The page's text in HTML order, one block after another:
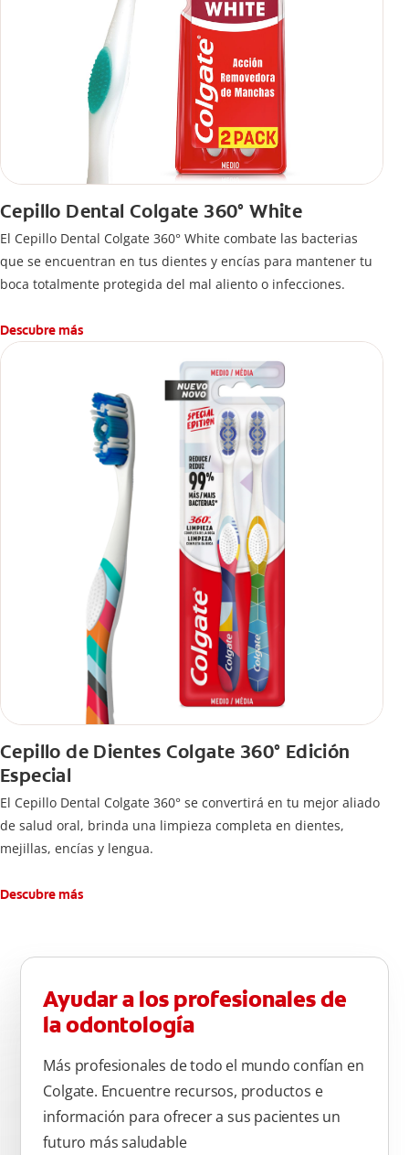
Cepillo Dental Colgate 360° White
El Cepillo Dental Colgate 360° White combate las bacterias
que se encuentran en tus dientes y encías para mantener tu
boca totalmente protegida del mal aliento o infecciones.
Descubre más
Cepillo de Dientes Colgate 360° Edición
Especial
El Cepillo Dental Colgate 360° se convertirá en tu mejor aliado
de salud oral, brinda una limpieza completa en dientes,
mejillas, encías y lengua.
Descubre más
Ayudar a los profesionales de
la odontología
Más profesionales de todo el mundo confían en
Colgate. Encuentre recursos, productos e
información para ofrecer a sus pacientes un
futuro más saludable